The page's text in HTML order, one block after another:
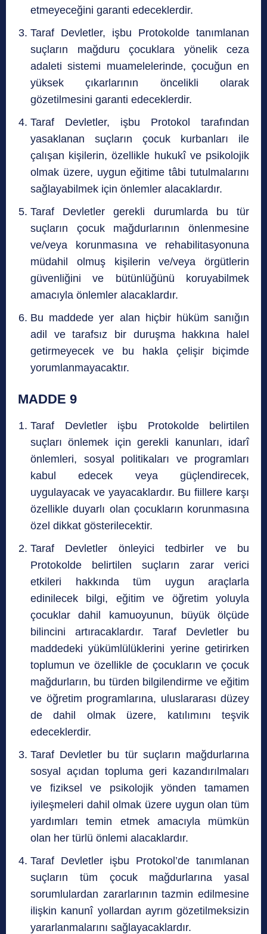
etmeyeceğini garanti edeceklerdir.
Taraf Devletler, işbu Protokolde tanımlanan
suçların mağduru çocuklara yönelik ceza
adaleti sistemi muamelelerinde, çocuğun en
yüksek çıkarlarının öncelikli olarak
gözetilmesini garanti edeceklerdir.
Taraf Devletler, işbu Protokol tarafından
yasaklanan suçların çocuk kurbanları ile
çalışan kişilerin, özellikle hukukî ve psikolojik
olmak üzere, uygun eğitime tâbi tutulmalarını
sağlayabilmek için önlemler alacaklardır.
Taraf Devletler gerekli durumlarda bu tür
suçların çocuk mağdurlarının önlenmesine
ve/veya korunmasına ve rehabilitasyonuna
müdahil olmuş kişilerin ve/veya örgütlerin
güvenliğini ve bütünlüğünü koruyabilmek
amacıyla önlemler alacaklardır.
Bu maddede yer alan hiçbir hüküm sanığın
adil ve tarafsız bir duruşma hakkına halel
getirmeyecek ve bu hakla çelişir biçimde
yorumlanmayacaktır.
MADDE 9
Taraf Devletler işbu Protokolde belirtilen
suçları önlemek için gerekli kanunları, idarî
önlemleri, sosyal politikaları ve programları
kabul edecek veya güçlendirecek,
uygulayacak ve yayacaklardır. Bu fiillere karşı
özellikle duyarlı olan çocukların korunmasına
özel dikkat gösterilecektir.
Taraf Devletler önleyici tedbirler ve bu
Protokolde belirtilen suçların zarar verici
etkileri hakkında tüm uygun araçlarla
edinilecek bilgi, eğitim ve öğretim yoluyla
çocuklar dahil kamuoyunun, büyük ölçüde
bilincini artıracaklardır. Taraf Devletler bu
maddedeki yükümlülüklerini yerine getirirken
toplumun ve özellikle de çocukların ve çocuk
mağdurların, bu türden bilgilendirme ve eğitim
ve öğretim programlarına, uluslararası düzey
de dahil olmak üzere, katılımını teşvik
edeceklerdir.
Taraf Devletler bu tür suçların mağdurlarına
sosyal açıdan topluma geri kazandırılmaları
ve fiziksel ve psikolojik yönden tamamen
iyileşmeleri dahil olmak üzere uygun olan tüm
yardımları temin etmek amacıyla mümkün
olan her türlü önlemi alacaklardır.
Taraf Devletler işbu Protokol’de tanımlanan
suçların tüm çocuk mağdurlarına yasal
sorumlulardan zararlarının tazmin edilmesine
ilişkin kanunî yollardan ayrım gözetilmeksizin
yararlanmalarını sağlayacaklardır.